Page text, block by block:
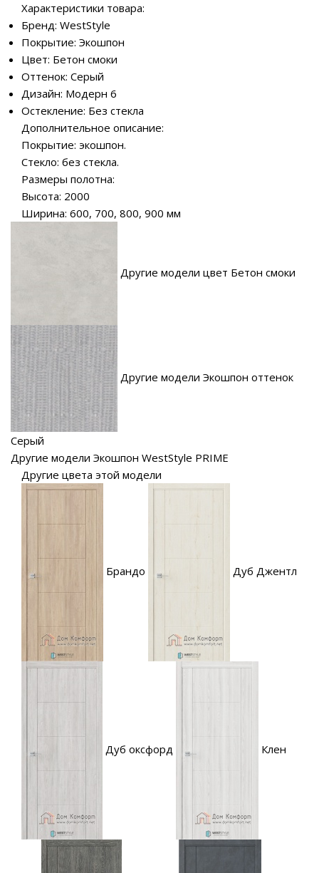
Характеристики товара:
Бренд: WestStyle
Покрытие: Экошпон
Цвет: Бетон смоки
Оттенок: Серый
Дизайн: Модерн 6
Остекление: Без стекла
Дополнительное описание:
Покрытие: экошпон.
Стекло: без стекла.
Размеры полотна:
Высота: 2000
Ширина: 600, 700, 800, 900 мм
Другие модели цвет Бетон смоки
Другие модели Экошпон оттенок
Серый
Другие модели Экошпон WestStyle PRIME
Другие цвета этой модели
Брандо Дуб Джентл
Дуб оксфорд Клен